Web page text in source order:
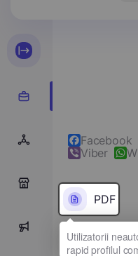
Facebook
Viber
PDF
Denumirea